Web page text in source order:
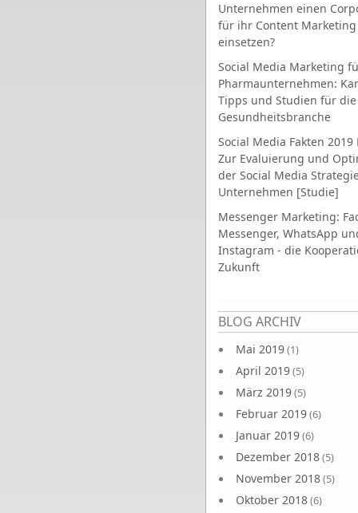
Unternehmen einen
für ihr Content Marketing
einsetzen?
Social Media Marketing
Pharmaunternehmen:
Tipps und Studien für die
Gesundheitsbranche
Social Media Fakten 2019
Zur Evaluierung und
der Social Media
Unternehmen [Studie]
Messenger Marketing:
Messenger, WhatsApp
Instagram - die
Zukunft
BLOG ARCHIV
Mai 2019(1)
April 2019(5)
März 2019(5)
Februar 2019(6)
Januar 2019(6)
Dezember 2018(5)
November 2018(5)
Oktober 2018(6)
Seiten